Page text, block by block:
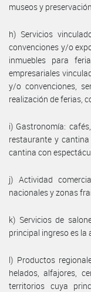
museos y
h) Servicios
convenciones y/o
inmuebles para
empresariales
y/o convenciones,
realización de ferias,
i) Gastronomía:
restaurante y
cantina con
j) Actividad
nacionales y zonas
k) Servicios de
principal ingreso es
l) Productos
helados, alfajores,
territorios cuya